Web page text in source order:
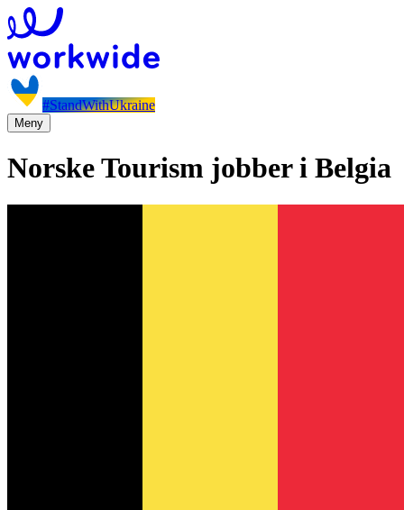
#StandWithUkraine
Meny
Norske Tourism jobber i Belgia